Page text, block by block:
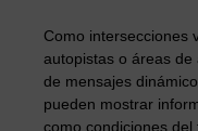
Como intersecciones
autopistas o áreas
de mensajes
pueden mostrar
como condiciones